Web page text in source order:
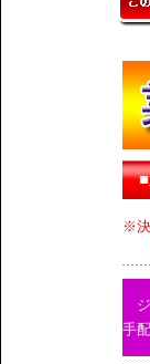
※決
商
手配